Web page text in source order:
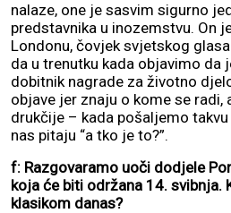
nalaze, one je sasvim sigurno
predstavnika u inozemstvu. On
Londonu, čovjek svjetskog
da u trenutku kada objavimo da
dobitnik nagrade za životno
objave jer znaju o kome se radi,
drukčije – kada pošaljemo
nas pitaju “a tko je to?”.
f: Razgovaramo uoči dodjele
koja će biti održana 14. svibnja.
klasikom danas?